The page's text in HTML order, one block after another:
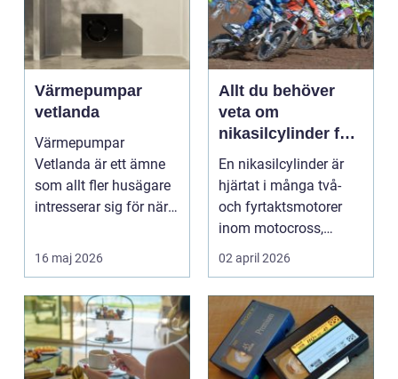
Värmepumpar
vetlanda
Värmepumpar
Vetlanda är ett ämne
som allt fler husägare
intresserar sig för när
16 maj 2026
Allt du behöver
veta om
nikasilcylinder för
motorcykel och
snöskoter
En nikasilcylinder är
hjärtat i många två-
och fyrtaktsmotorer
inom motocross,
enduro och
snöskoter....
02 april 2026